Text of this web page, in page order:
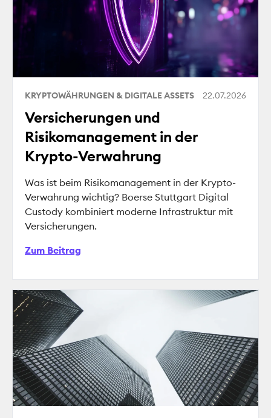
KRYPTOWÄHRUNGEN & DIGITALE ASSETS 22.07.2026
Versicherungen und
Risikomanagement in der
Krypto-Verwahrung
Was ist beim Risikomanagement in der Krypto-
Verwahrung wichtig? Boerse Stuttgart Digital
Custody kombiniert moderne Infrastruktur mit
Versicherungen.
Zum Beitrag